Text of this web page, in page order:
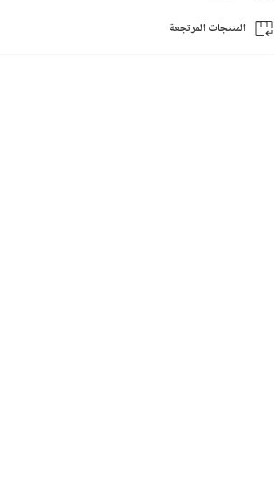
المنتجات المرتجعة